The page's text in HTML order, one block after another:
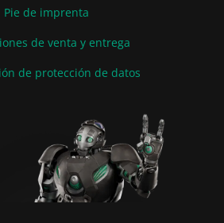
Pie de imprenta
de venta y entrega
de protección de datos